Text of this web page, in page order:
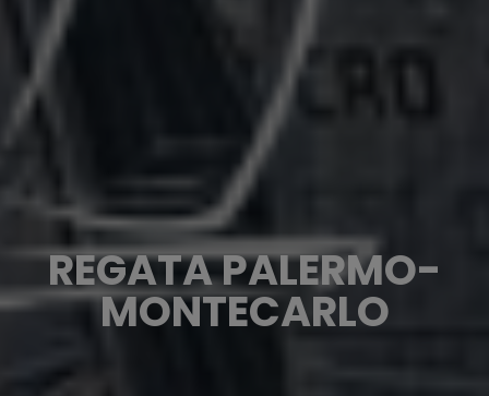
REGATA PALERMO-
MONTECARLO